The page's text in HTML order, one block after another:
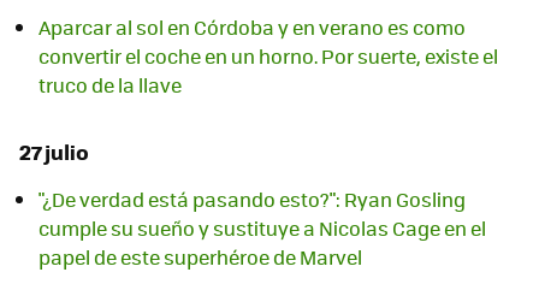
Aparcar al sol en Córdoba y en verano es como
convertir el coche en un horno. Por suerte, existe el
truco de la llave
27 julio
"¿De verdad está pasando esto?": Ryan Gosling
cumple su sueño y sustituye a Nicolas Cage en el
papel de este superhéroe de Marvel